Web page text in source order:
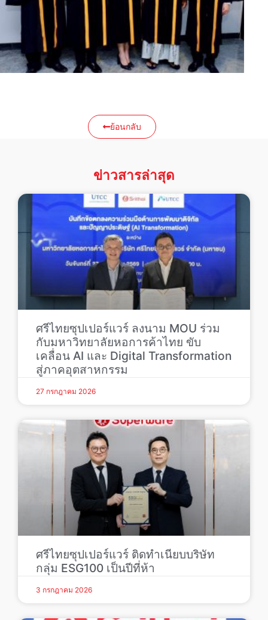
ย้อนกลับ
ข่าวสารล่าสุด
ศรีไทยซุปเปอร์แวร์ ลงนาม MOU ร่วม
กับมหาวิทยาลัยหอการค้าไทย ขับ
เคลื่อน AI และ Digital Transformation
สู่ภาคอุตสาหกรรม
27 กรกฎาคม 2026
ศรีไทยซุปเปอร์แวร์ ติดทำเนียบบริษัท
กลุ่ม ESG100 เป็นปีที่ห้า
3 กรกฎาคม 2026